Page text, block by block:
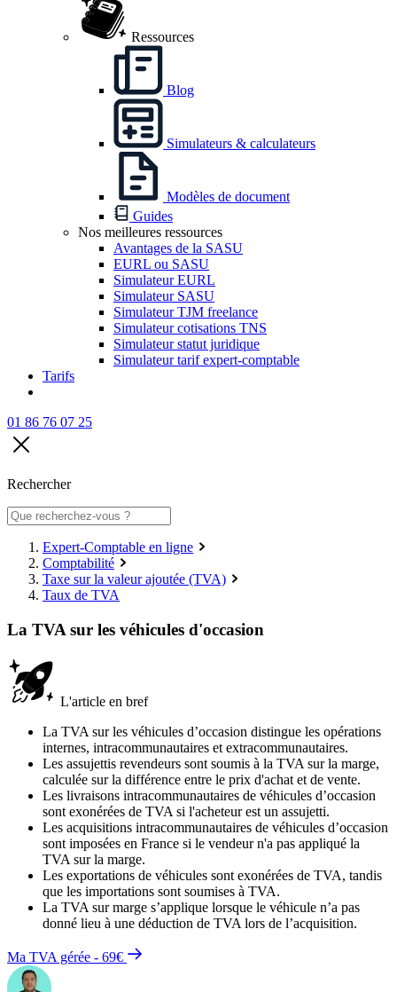
Ressources
Blog
Simulateurs & calculateurs
Modèles de document
Guides
Nos meilleures ressources
Avantages de la SASU
EURL ou SASU
Simulateur EURL
Simulateur SASU
Simulateur TJM freelance
Simulateur cotisations TNS
Simulateur statut juridique
Simulateur tarif expert-comptable
Tarifs
01 86 76 07 25
Rechercher
Expert-Comptable en ligne
Comptabilité
Taxe sur la valeur ajoutée (TVA)
Taux de TVA
La TVA sur les véhicules d'occasion
L'article en bref
La TVA sur les véhicules d’occasion distingue les opérations
internes, intracommunautaires et extracommunautaires.
Les assujettis revendeurs sont soumis à la TVA sur la marge,
calculée sur la différence entre le prix d'achat et de vente.
Les livraisons intracommunautaires de véhicules d’occasion
sont exonérées de TVA si l'acheteur est un assujetti.
Les acquisitions intracommunautaires de véhicules d’occasion
sont imposées en France si le vendeur n'a pas appliqué la
TVA sur la marge.
Les exportations de véhicules sont exonérées de TVA, tandis
que les importations sont soumises à TVA.
La TVA sur marge s’applique lorsque le véhicule n’a pas
donné lieu à une déduction de TVA lors de l’acquisition.
Ma TVA gérée - 69€